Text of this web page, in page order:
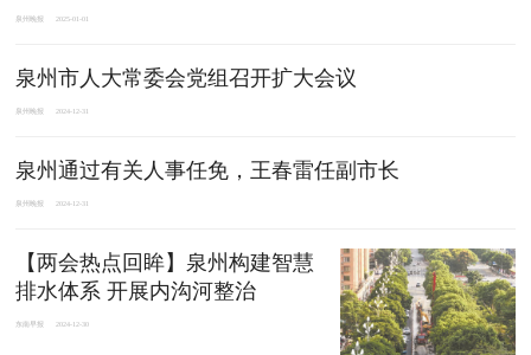
泉州晚报 2025-01-01
泉州市人大常委会党组召开扩大会议
泉州晚报 2024-12-31
泉州通过有关人事任免，王春雷任副市长
泉州晚报 2024-12-31
【两会热点回眸】泉州构建智慧
排水体系 开展内沟河整治
东南早报 2024-12-30